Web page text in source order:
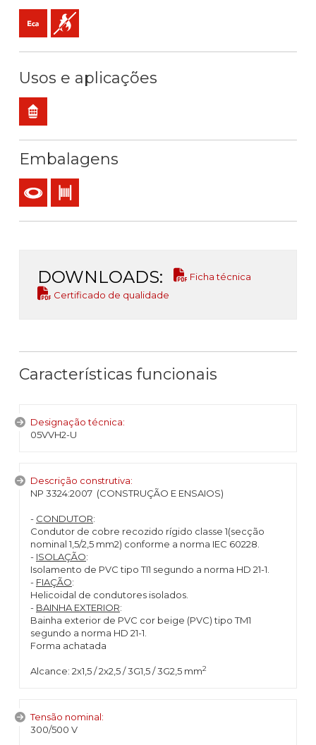
Eca (reacção ao fogo)
Não propagador da chama
Usos e aplicações
Residencial
Embalagens
Bobina
DOWNLOADS:
Ficha técnica
Certificado de qualidade
Características funcionais
Designação técnica:
05VVH2-U
Descrição construtiva:
NP 3324:2007 (CONSTRUÇÃO E ENSAIOS)
- CONDUTOR:
Condutor de cobre recozido rígido classe 1(secção
nominal 1,5/2,5 mm2) conforme a norma IEC 60228.
- ISOLAÇÃO:
Isolamento de PVC tipo TI1 segundo a norma HD 21-1.
- FIAÇÃO:
Helicoidal de condutores isolados.
- BAINHA EXTERIOR:
Bainha exterior de PVC cor beige (PVC) tipo TM1
segundo a norma HD 21-1.
Forma achatada
Alcance: 2x1,5 / 2x2,5 / 3G1,5 / 3G2,5 mm2
Tensão nominal:
300/500 V